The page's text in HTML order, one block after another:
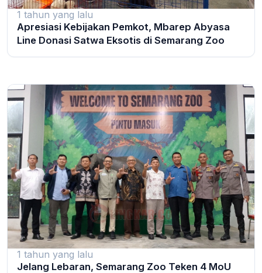
1 tahun yang lalu
Apresiasi Kebijakan Pemkot, Mbarep Abyasa
Line Donasi Satwa Eksotis di Semarang Zoo
1 tahun yang lalu
Jelang Lebaran, Semarang Zoo Teken 4 MoU